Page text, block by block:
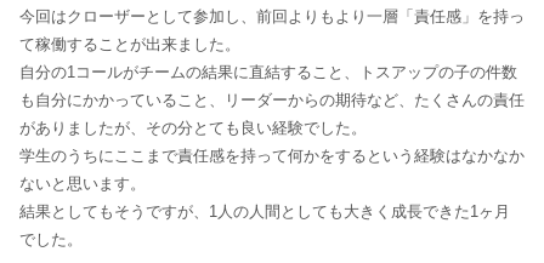
今回はクローザーとして参加し、前回よりもより一層「責任感」を持っ
て稼働することが出来ました。
自分の1コールがチームの結果に直結すること、トスアップの子の件数
も自分にかかっていること、リーダーからの期待など、たくさんの責任
がありましたが、その分とても良い経験でした。
学生のうちにここまで責任感を持って何かをするという経験はなかなか
ないと思います。
結果としてもそうですが、1人の人間としても大きく成長できた1ヶ月
でした。